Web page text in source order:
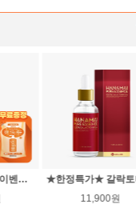
★리필 무료증정 이벤트★무첨가 천연 두피케어천연 아미노산 샴푸 본품 (500ml)+ 샴푸 리필 증정 (500ml)